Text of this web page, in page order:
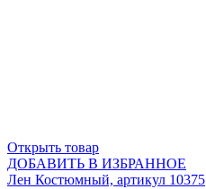
Открыть товар
ДОБАВИТЬ В ИЗБРАННОЕ
Лен Костюмный, артикул 10375